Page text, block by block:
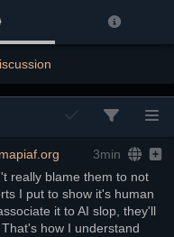
3min
really blame them to not
I put to show it's human
it to AI slop, they'll
how I understand